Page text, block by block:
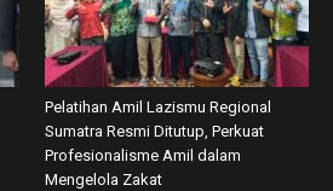
Pelatihan Amil Lazismu Regional
Sumatra Resmi Ditutup, Perkuat
Profesionalisme Amil dalam
Mengelola Zakat